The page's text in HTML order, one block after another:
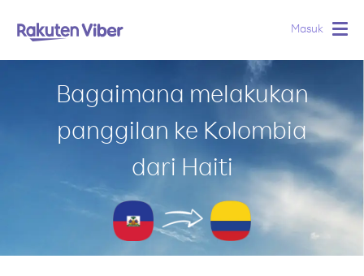
Masuk
Bagaimana melakukan
panggilan ke Kolombia
dari Haiti